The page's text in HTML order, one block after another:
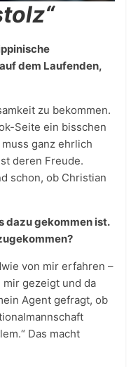
dem Laufenden,
zu bekommen.
Seite ein bisschen
ganz ehrlich
deren Freude.
schon, ob Christian
dazu gekommen ist.
von mir erfahren –
gezeigt und da
Agent gefragt, ob
Das macht